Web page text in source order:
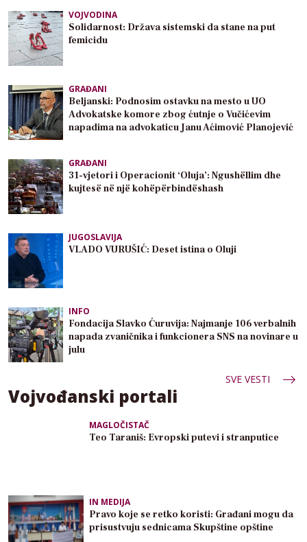
VOJVODINA
Solidarnost: Država sistemski da stane na put
femicidu
GRAĐANI
Beljanski: Podnosim ostavku na mesto u UO
Advokatske komore zbog ćutnje o Vučićevim
napadima na advokaticu Janu Aćimović Planojević
GRAĐANI
31-vjetori i Operacionit ‘Oluja’: Ngushëllim dhe
kujtesë në një kohëpërbindëshash
JUGOSLAVIJA
VLADO VURUŠIĆ: Deset istina o Oluji
INFO
Fondacija Slavko Ćuruvija: Najmanje 106 verbalnih
napada zvaničnika i funkcionera SNS na novinare u
julu
SVE VESTI
Vojvođanski portali
MAGLOČISTAČ
Teo Taraniš: Evropski putevi i stranputice
IN MEDIJA
Pravo koje se retko koristi: Građani mogu da
prisustvuju sednicama Skupštine opštine